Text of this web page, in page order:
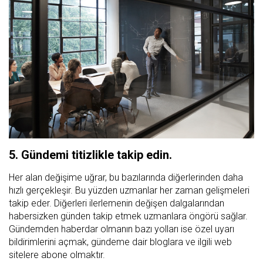
5. Gündemi titizlikle takip edin.
Her alan değişime uğrar, bu bazılarında diğerlerinden daha
hızlı gerçekleşir. Bu yüzden uzmanlar her zaman gelişmeleri
takip eder. Diğerleri ilerlemenin değişen dalgalarından
habersizken günden takip etmek uzmanlara öngörü sağlar.
Gündemden haberdar olmanın bazı yolları ise özel uyarı
bildirimlerini açmak, gündeme dair bloglara ve ilgili web
sitelere abone olmaktır.